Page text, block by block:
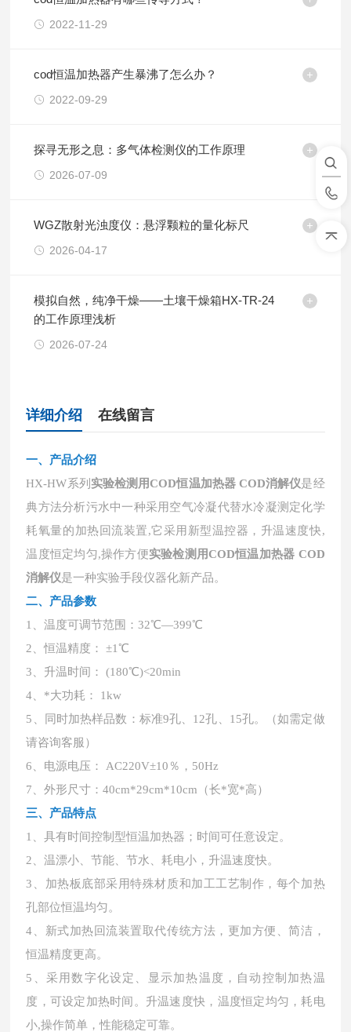
2022-11-29
cod恒温加热器产生暴沸了怎么办？
2022-09-29
探寻无形之息：多气体检测仪的工作原理
2026-07-09
WGZ散射光浊度仪：悬浮颗粒的量化标尺
2026-04-17
模拟自然，纯净干燥——土壤干燥箱HX-TR-24
的工作原理浅析
2026-07-24
详细介绍 在线留言
一、 产品介绍
HX-HW系列 实验检测用COD恒温加热器 COD消解仪是经
典方法分析污水中一种采用空气冷凝代替水冷凝测定化学
耗氧量的加热回流装置,它采用新型温控器，升温速度快,
温度恒定均匀,操作方便实验检测用COD恒温加热器 COD
消解仪是一种实验手段仪器化新产品。
二、产品参数
1、温度可调节范围：32℃—399℃
2、恒温精度： ±1℃
3、升温时间： (180℃)<20min
4、*大功耗： 1kw
5、同时加热样品数：标准9孔、12孔、15孔。（如需定做
请咨询客服）
6、电源电压： AC220V±10％，50Hz
7、外形尺寸：40cm*29cm*10cm（长*宽*高）
三、产品特点
1、具有时间控制型恒温加热器；时间可任意设定。
2、温漂小、节能、节水、耗电小，升温速度快。
3、加热板底部采用特殊材质和加工工艺制作，每个加热
孔部位恒温均匀。
4、新式加热回流装置取代传统方法，更加方便、简洁，
恒温精度更高。
5、采用数字化设定、显示加热温度，自动控制加热温
度，可设定加热时间。升温速度快，温度恒定均匀，耗电
小,操作简单，性能稳定可靠。